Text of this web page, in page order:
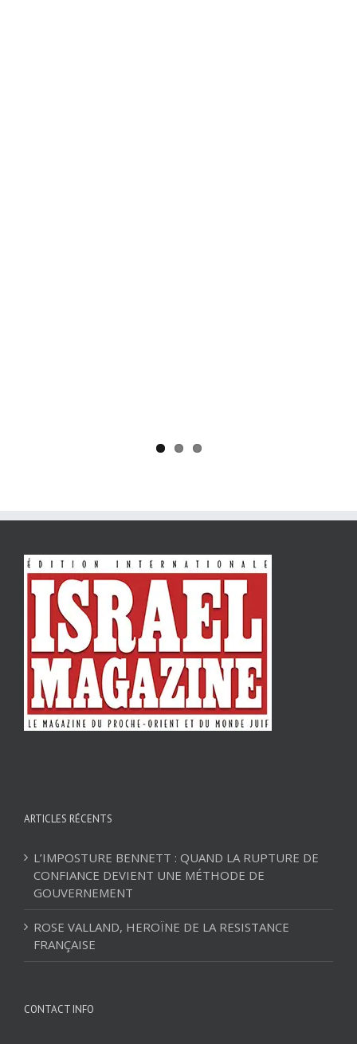
ARTICLES RÉCENTS
L’IMPOSTURE BENNETT : QUAND LA RUPTURE DE
CONFIANCE DEVIENT UNE MÉTHODE DE
GOUVERNEMENT
ROSE VALLAND, HEROÏNE DE LA RESISTANCE
FRANÇAISE
CONTACT INFO